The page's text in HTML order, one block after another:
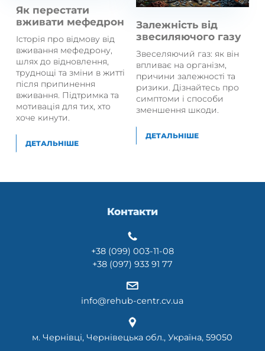
Як перестати
вживати мефедрон
Історія про відмову від
вживання мефедрону,
шлях до відновлення,
труднощі та зміни в житті
після припинення
вживання. Підтримка та
мотивація для тих, хто
хоче кинути.
ДЕТАЛЬНІШЕ
Залежність від
звесиляючого газу
Звеселяючий газ: як він
впливає на організм,
причини залежності та
ризики. Дізнайтесь про
симптоми і способи
зменшення шкоди.
ДЕТАЛЬНІШЕ
Контакти
+38 (099) 003-11-08
+38 (097) 933 91 77
info@rehub-centr.cv.ua
м. Чернівці, Чернівецька обл., Україна, 59050